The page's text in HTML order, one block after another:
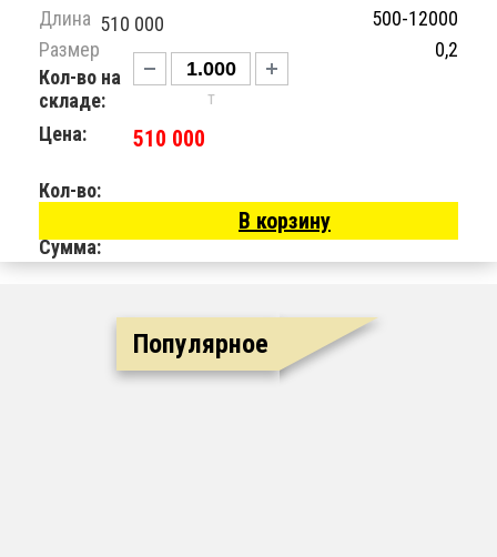
Длина
500-12000
Размер
0,2
Кол-во на
складе:
Цена:
510 000
Кол-во:
т
Сумма:
510 000
В корзину
Популярное